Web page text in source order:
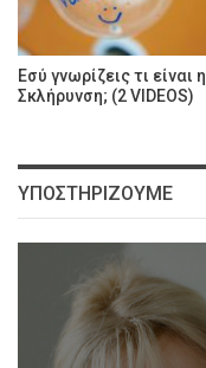
Εσύ γνωρίζεις τι είναι η
Σκλήρυνση; (2 VIDEOS)
ΥΠΟΣΤΗΡΊΖΟΥΜΕ